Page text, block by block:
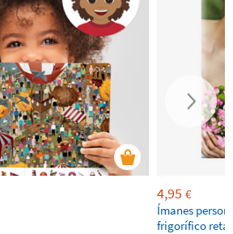
4,95 €
Ímanes
frigorífico